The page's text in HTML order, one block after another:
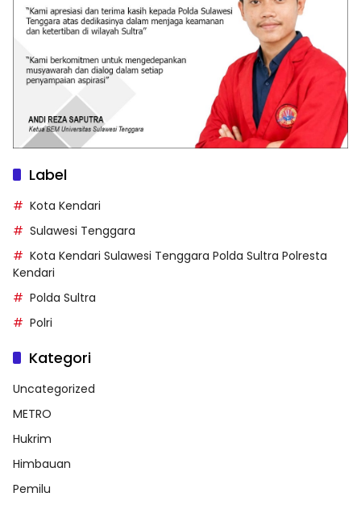
Label
Kota Kendari
Sulawesi Tenggara
Kota Kendari Sulawesi Tenggara Polda Sultra Polresta
Kendari
Polda Sultra
Polri
Kategori
Uncategorized
METRO
Hukrim
Himbauan
Pemilu